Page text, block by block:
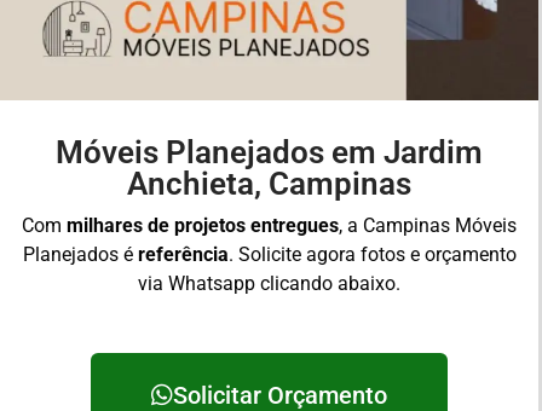
Móveis Planejados em Jardim
Anchieta, Campinas
Com milhares de projetos entregues, a Campinas Móveis
Planejados é referência. Solicite agora fotos e orçamento
via Whatsapp clicando abaixo.
Solicitar Orçamento